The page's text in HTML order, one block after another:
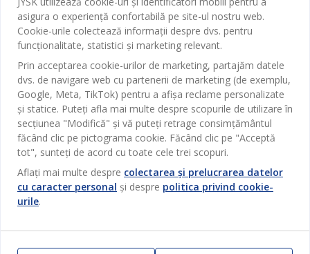
Birou
Sufragerie
Bucătărie
Depozitare
Perdele
Grădină
Pentru casă
Outlet
Produse noi
Contact Relații Clienți
Magazine și program
Broșură
Termeni si conditii vânzări online
Garantia prețului
Garanția Produselor
Politica de confidentialitate
Card cadou
Livrare
JYSK
Despre JYSK
JYSK.com
Presă
Locuri de muncă
Newsletter
Inspirație
SEDIU CENTRAL
TAROL-DD S.R.L. str. Jubiliara, 41A mun. Chișinău, Republica
Moldova
JYSK BUSINESS TO BUSINESS
Vânzări și relații clienți persoane juridice
Telefon: 060 531 531
E-mail: jysk@jysk.md
JYSK RELAȚII CLIENȚI
Contact Relații Clienți
Telefon: 022 022 030
E-mail: support@jysk.md
Urmărește Jysk
asigura o experiență confortabilă pe site-ul nostru web.
Cookie-urile colectează informații despre dvs. pentru
funcționalitate, statistici și marketing relevant.
Prin acceptarea cookie-urilor de marketing, partajăm datele
dvs. de navigare web cu partenerii de marketing (de exemplu,
Google, Meta, TikTok) pentru a afișa reclame personalizate
și statice. Puteți afla mai multe despre scopurile de utilizare în
secțiunea "Modifică" și vă puteți retrage consimțământul
făcând clic pe pictograma cookie. Făcând clic pe "Acceptă
tot", sunteți de acord cu toate cele trei scopuri.
Aflați mai multe despre colectarea și prelucrarea datelor
cu caracter personal și despre politica privind cookie-
urile.